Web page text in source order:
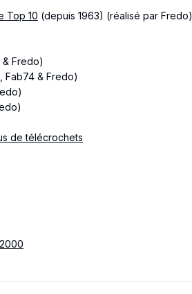
Top 10 (depuis 1963) (réalisé par Fredo)
& Fredo)
Fab74 & Fredo)
de télécrochets